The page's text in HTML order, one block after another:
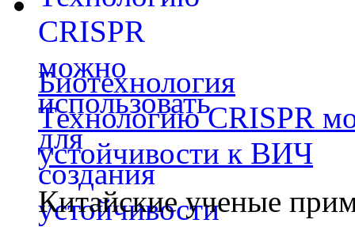
Биотехнология
Технологию CRISPR
устойчивости к ВИЧ
Китайские ученые